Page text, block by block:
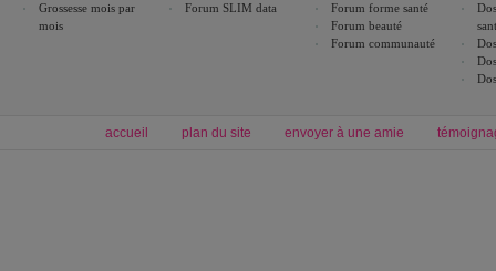
Grossesse mois par
mois
Forum SLIM data
Forum forme santé
Forum beauté
Forum communauté
accueil plan du site envoyer à une amie